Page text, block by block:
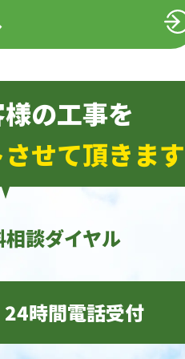
の工事を
せて頂きま
談ダイヤル
時間電話受付